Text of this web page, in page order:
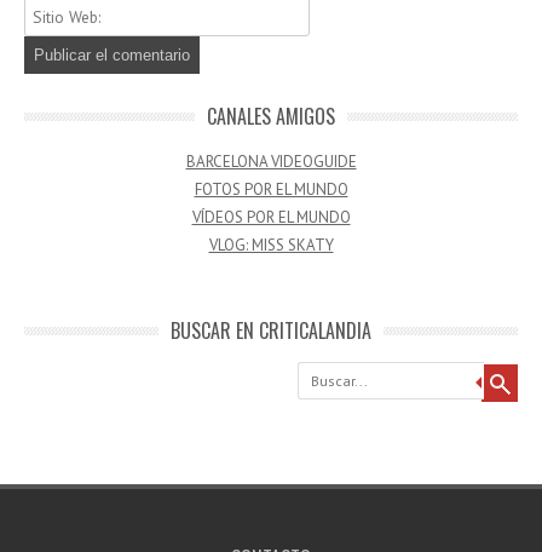
CANALES AMIGOS
BARCELONA VIDEOGUIDE
FOTOS POR EL MUNDO
VÍDEOS POR EL MUNDO
VLOG: MISS SKATY
BUSCAR EN CRITICALANDIA
Buscar